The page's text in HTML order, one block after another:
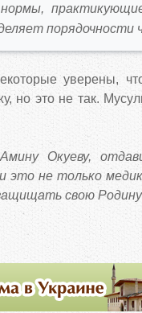
порядочности
уверены,
но это не так.
Окуеву,
это не только
свою